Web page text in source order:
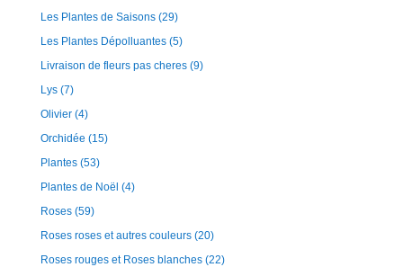
Les Plantes de Saisons (29)
Les Plantes Dépolluantes (5)
Livraison de fleurs pas cheres (9)
Lys (7)
Olivier (4)
Orchidée (15)
Plantes (53)
Plantes de Noël (4)
Roses (59)
Roses roses et autres couleurs (20)
Roses rouges et Roses blanches (22)